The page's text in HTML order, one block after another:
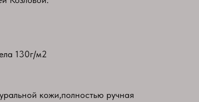
130г/м2
кожи,полностью ручная